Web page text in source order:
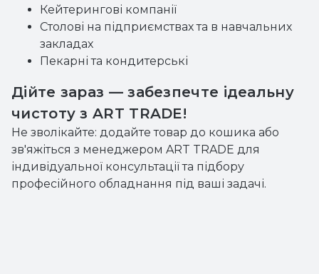
Кейтерингові компанії
Столові на підприємствах та в навчальних
закладах
Пекарні та кондитерські
Дійте зараз — забезпечте ідеальну
чистоту з ART TRADE!
Не зволікайте: додайте товар до кошика або
зв'яжіться з менеджером ART TRADE для
індивідуальної консультації та підбору
професійного обладнання під ваші задачі.